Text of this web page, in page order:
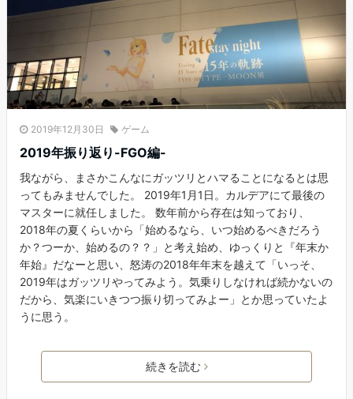
2019年12月30日 ゲーム
2019年振り返り-FGO編-
我ながら、まさかこんなにガッツリとハマることになるとは思
ってもみませんでした。 2019年1月1日。カルデアにて最後の
マスターに就任しました。 数年前から存在は知っており、
2018年の夏くらいから「始めるなら、いつ始めるべきだろう
か？つーか、始めるの？？」と考え始め、ゆっくりと『年末か
年始』だなーと思い、怒涛の2018年年末を越えて「いっそ、
2019年はガッツリやってみよう。気乗りしなければ続かないの
だから、気楽にいきつつ振り切ってみよー」とか思っていたよ
うに思う。
続きを読む